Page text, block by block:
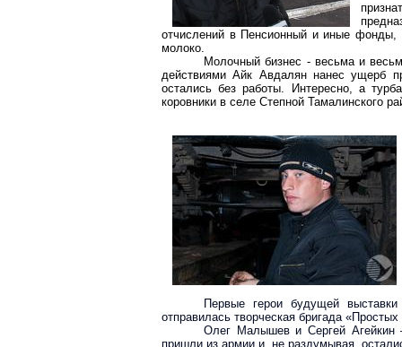
отчислений в Пенсионный и иные фонды,
молоко.
Молочный бизнес - весьма и
действиями Айк Авдалян нанес ущерб
остались без работы. Интересно, а
коровники в селе Степной Тамалинского
Первые герои будущей
отправилась творческая бригада
Олег Малышев и Сергей
пришли из армии и, не раздумывая,